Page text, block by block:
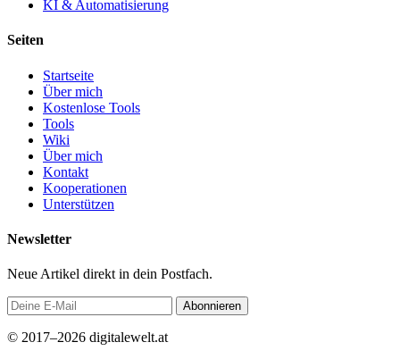
KI & Automatisierung
Seiten
Startseite
Über mich
Kostenlose Tools
Tools
Wiki
Über mich
Kontakt
Kooperationen
Unterstützen
Newsletter
Neue Artikel direkt in dein Postfach.
Abonnieren
© 2017–2026 digitalewelt.at